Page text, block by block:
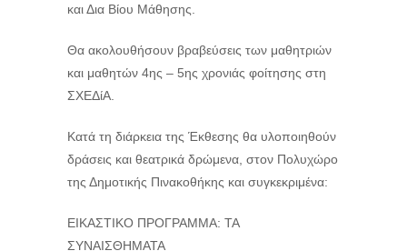
και Δια Βίου Μάθησης.
Θα ακολουθήσουν βραβεύσεις των μαθητριών
και μαθητών 4ης – 5ης χρονιάς φοίτησης στη
ΣΧΕΔίΑ.
Κατά τη διάρκεια της Έκθεσης θα υλοποιηθούν
δράσεις και θεατρικά δρώμενα, στον Πολυχώρο
της Δημοτικής Πινακοθήκης και συγκεκριμένα:
ΕΙΚΑΣΤΙΚΟ ΠΡΟΓΡΑΜΜΑ: ΤΑ
ΣΥΝΑΙΣΘΗΜΑΤΑ